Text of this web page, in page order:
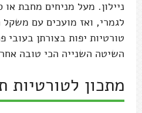
ניילון. מעל מניחים מחבת
לגמרי, ואז מועכים עם משקל
טורטיות יפות בצורתן בעובי
השיטה השנייה הכי טובה
מתכון לטורטיות